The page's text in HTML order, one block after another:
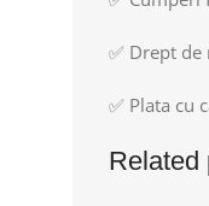
✅ Drept
✅ Plata cu
Related